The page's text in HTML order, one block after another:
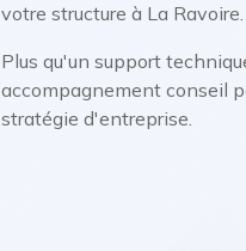
votre structure à La Ravoire.
Plus qu'un support
accompagnement conseil
stratégie d'entreprise.